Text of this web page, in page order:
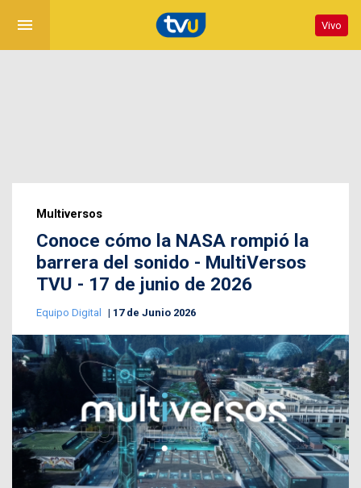
menu Vivo
Multiversos
Conoce cómo la NASA rompió la
barrera del sonido - MultiVersos
TVU - 17 de junio de 2026
Equipo Digital 17 de Junio 2026